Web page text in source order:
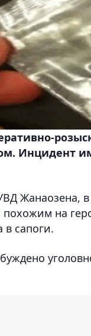
Инцидент
Жанаозена,
на
в сапоги.